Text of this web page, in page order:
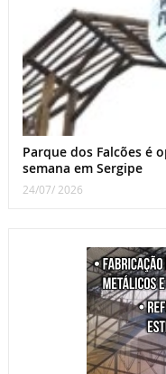
Parque dos Falcões é
semana em Sergipe
24/07/ 2026